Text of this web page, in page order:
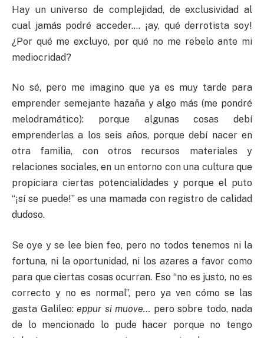
Hay un universo de complejidad, de exclusividad al
cual jamás podré acceder…. ¡ay, qué derrotista soy!
¿Por qué me excluyo, por qué no me rebelo ante mi
mediocridad?
No sé, pero me imagino que ya es muy tarde para
emprender semejante hazaña y algo más (me pondré
melodramático): porque algunas cosas debí
emprenderlas a los seis años, porque debí nacer en
otra familia, con otros recursos materiales y
relaciones sociales, en un entorno con una cultura que
propiciara ciertas potencialidades y porque el puto
“¡sí se puede!” es una mamada con registro de calidad
dudoso.
Se oye y se lee bien feo, pero no todos tenemos ni la
fortuna, ni la oportunidad, ni los azares a favor como
para que ciertas cosas ocurran. Eso “no es justo, no es
correcto y no es normal”, pero ya ven cómo se las
gasta Galileo: eppur si muove… pero sobre todo, nada
de lo mencionado lo pude hacer porque no tengo